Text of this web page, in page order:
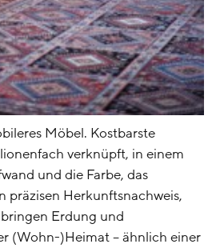
Möbel. Kostbarste
verknüpft, in einem
und die Farbe, das
präzisen Herkunftsnachweis,
Erdung und
(Wohn-)Heimat – ähnlich einer